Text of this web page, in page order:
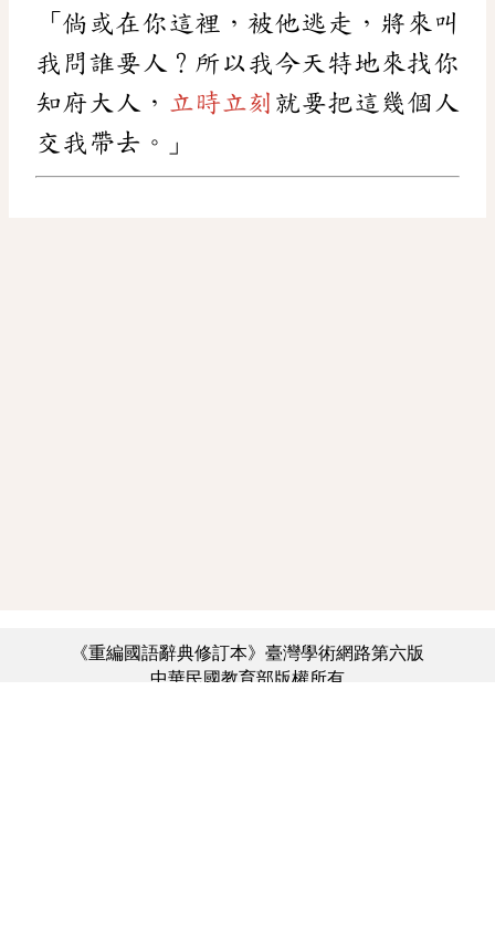
「倘或在你這裡，被他逃走，將來叫
我問誰要人？所以我今天特地來找你
知府大人， 立時立刻 就要把這幾個人
交我帶去。」
《重編國語辭典修訂本》臺灣學術網路第六版
中華民國教育部版權所有